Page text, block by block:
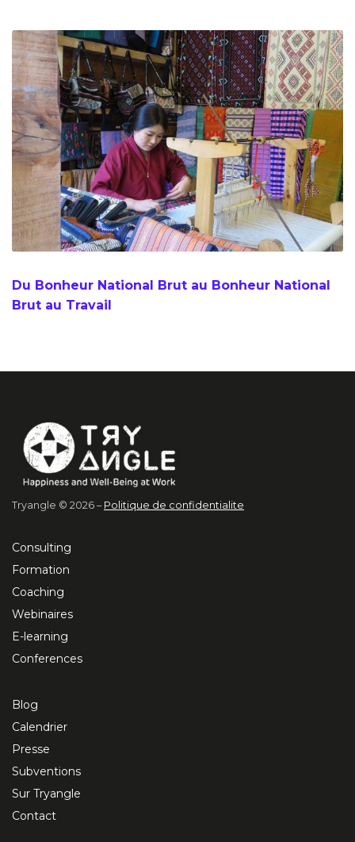
Du Bonheur National Brut au Bonheur National
Brut au Travail
Tryangle © 2026 – Politique de confidentialite
Consulting
Formation
Coaching
Webinaires
E-learning
Conferences
Blog
Calendrier
Presse
Subventions
Sur Tryangle
Contact